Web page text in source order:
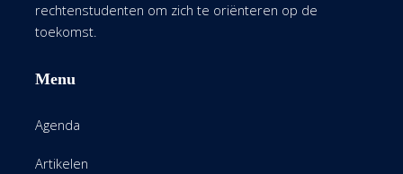
rechtenstudenten om zich te oriënteren op de
toekomst.
Menu
Agenda
Artikelen